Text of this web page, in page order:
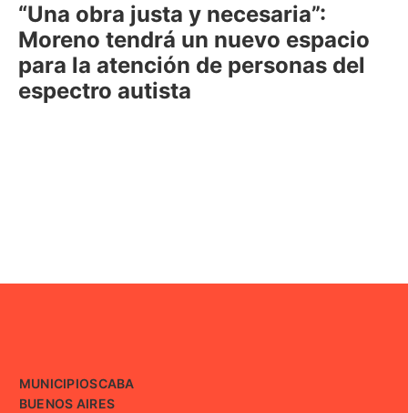
“Una obra justa y necesaria”:
Moreno tendrá un nuevo espacio
para la atención de personas del
espectro autista
MUNICIPIOSCABA
BUENOS AIRES